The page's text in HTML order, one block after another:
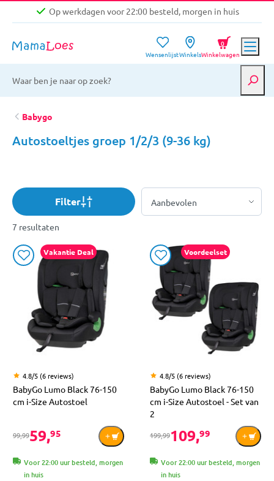
Op werkdagen voor 22:00 besteld, morgen in huis
Gratis verzending vanaf €39,-
Op werkdagen voor 22:00 besteld, morgen in huis
WensenlijstWinkelsWinkelwagen
0
Babygo
Autostoeltjes groep 1/2/3 (9-36 kg)
Filter
7 resultaten
Vakantie Deal
4.8/5 (6 reviews)
BabyGo Lumo Black 76-150
cm i-Size Autostoel
99,9959,95
Voor 22:00 uur besteld, morgen
in huis
Voordeelset
4.8/5 (6 reviews)
BabyGo Lumo Black 76-150
cm i-Size Autostoel - Set van
2
199,99109,99
Voor 22:00 uur besteld, morgen
in huis